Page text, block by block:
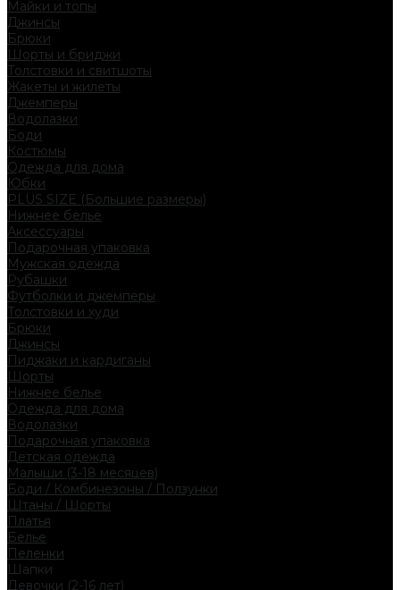
Майки и топы
Джинсы
Брюки
Шорты и бриджи
Толстовки и свитшоты
Жакеты и жилеты
Джемперы
Водолазки
Боди
Костюмы
Одежда для дома
Юбки
PLUS SIZE (Большие размеры)
Нижнее белье
Аксессуары
Подарочная упаковка
Мужская одежда
Рубашки
Футболки и джемперы
Толстовки и худи
Брюки
Джинсы
Пиджаки и кардиганы
Шорты
Нижнее белье
Одежда для дома
Водолазки
Подарочная упаковка
Детская одежда
Малыши (3-18 месяцев)
Боди / Комбинезоны / Ползунки
Штаны / Шорты
Платья
Белье
Пеленки
Шапки
Девочки (2-16 лет)